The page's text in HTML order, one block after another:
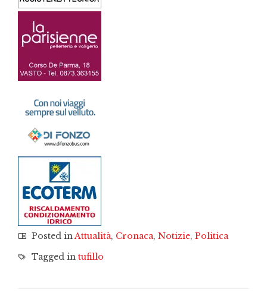
Posted inAttualità, Cronaca, Notizie, Politica
Tagged in tufillo